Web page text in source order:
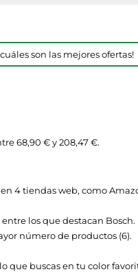
cuáles son las mejores ofertas!
68,90 € y 208,47 €.
4 tiendas web, como
los que destacan Bosch.
número de productos (6).
que buscas en tu color